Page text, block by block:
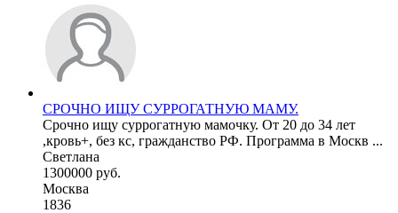
СРОЧНО ИЩУ СУРРОГАТНУЮ МАМУ.
Срочно ищу суррогатную мамочку. От 20 до 34 лет
,кровь+, без кс, гражданство РФ. Программа в Москв ...
Светлана
1300000 руб.
Москва
1836